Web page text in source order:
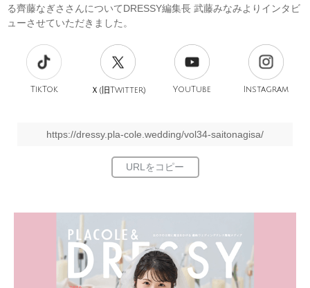
る齊藤なぎささんについてDRESSY編集長 武藤みなみよりインタビ
ューさせていただきました。
TikTok Ｘ(旧Twitter) YouTube Instagram
https://dressy.pla-cole.wedding/vol34-saitonagisa/